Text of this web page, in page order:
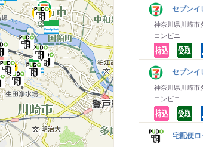
セブン
神奈川県川崎市
コンビニ
セブン
神奈川県川崎市
コンビニ
宅配便ロ